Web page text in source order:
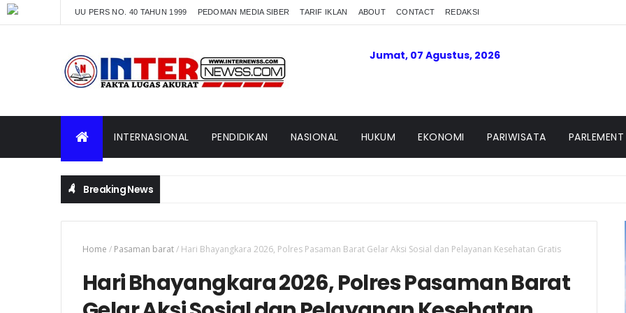
UU PERS NO. 40 TAHUN 1999 PEDOMAN MEDIA SIBER TARIF IKLAN ABOUT CONTACT REDAKSI
Jumat, 07 Agustus, 2026
INTERNASIONAL PENDIDIKAN NASIONAL HUKUM EKONOMI PARIWISATA PARLEMENT
Breaking News
Home / Pasaman barat/ Hari Bhayangkara 2026, Polres Pasaman Barat Gelar Aksi Sosial dan Pelayanan Kesehatan Gratis
Hari Bhayangkara 2026, Polres Pasaman Barat